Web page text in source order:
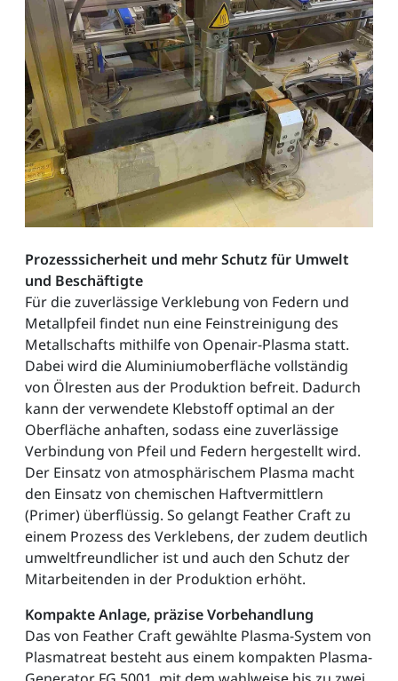
Prozesssicherheit und mehr Schutz für Umwelt
und Beschäftigte
Für die zuverlässige Verklebung von Federn und
Metallpfeil findet nun eine Feinstreinigung des
Metallschafts mithilfe von Openair-Plasma statt.
Dabei wird die Aluminiumoberfläche vollständig
von Ölresten aus der Produktion befreit. Dadurch
kann der verwendete Klebstoff optimal an der
Oberfläche anhaften, sodass eine zuverlässige
Verbindung von Pfeil und Federn hergestellt wird.
Der Einsatz von atmosphärischem Plasma macht
den Einsatz von chemischen Haftvermittlern
(Primer) überflüssig. So gelangt Feather Craft zu
einem Prozess des Verklebens, der zudem deutlich
umweltfreundlicher ist und auch den Schutz der
Mitarbeitenden in der Produktion erhöht.
Kompakte Anlage, präzise Vorbehandlung
Das von Feather Craft gewählte Plasma-System von
Plasmatreat besteht aus einem kompakten Plasma-